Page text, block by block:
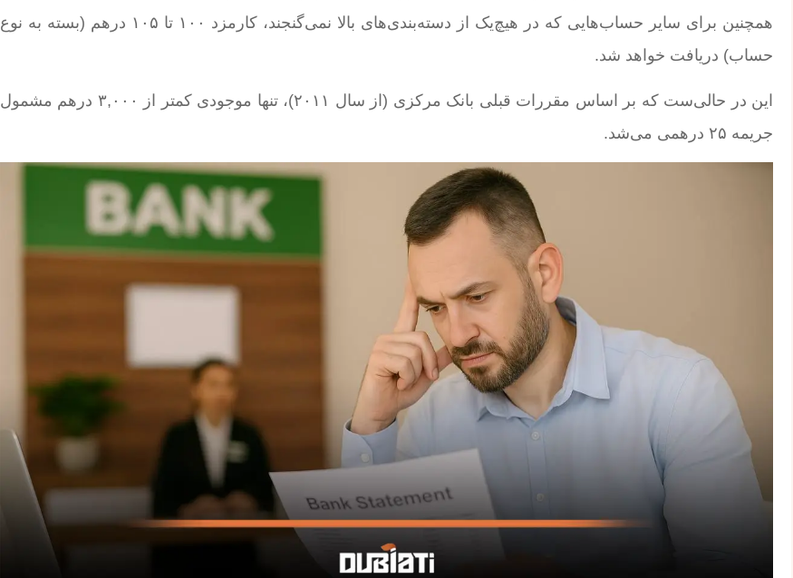
همچنین برای سایر حساب‌هایی که در هیچ‌یک از دسته‌بندی‌های بالا نمی‌گنجند، کارمزد ۱۰۰ تا ۱۰۵ درهم (بسته به نوع
حساب) دریافت خواهد شد.
این در حالی‌ست که بر اساس مقررات قبلی بانک مرکزی (از سال ۲۰۱۱)، تنها موجودی کمتر از ۳,۰۰۰ درهم مشمول
جریمه ۲۵ درهمی می‌شد.